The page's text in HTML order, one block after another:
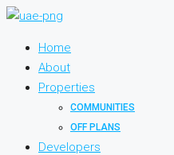
Home
About
Properties
COMMUNITIES
OFF PLANS
Developers